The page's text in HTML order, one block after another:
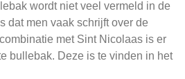
wordt niet veel vermeld in de
dat men vaak schrijft over de
met Sint Nicolaas is er
bullebak. Deze is te vinden in het